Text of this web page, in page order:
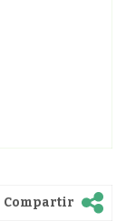
Compartir